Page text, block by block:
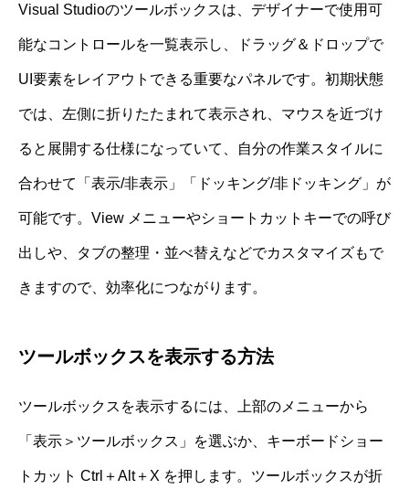
Visual Studioのツールボックスは、デザイナーで使用可
能なコントロールを一覧表示し、ドラッグ＆ドロップで
UI要素をレイアウトできる重要なパネルです。初期状態
では、左側に折りたたまれて表示され、マウスを近づけ
ると展開する仕様になっていて、自分の作業スタイルに
合わせて「表示/非表示」「ドッキング/非ドッキング」が
可能です。View メニューやショートカットキーでの呼び
出しや、タブの整理・並べ替えなどでカスタマイズもで
きますので、効率化につながります。
ツールボックスを表示する方法
ツールボックスを表示するには、上部のメニューから
「表示＞ツールボックス」を選ぶか、キーボードショー
トカット Ctrl＋Alt＋X を押します。ツールボックスが折